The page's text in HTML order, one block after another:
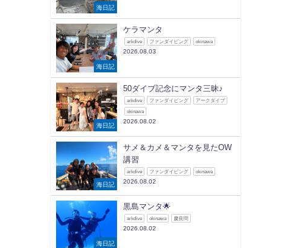
海日記
海日記
ケラマンタ
arkdive ファンダイビング okinawa
2026.08.03
海日記
50ダイブ記念にマンタ三昧♪
arkdive ファンダイビング アークダイブ
okinawa
2026.08.02
海日記
サメ＆カメ＆マンタを見たOW
講習
arkdive ファンダイビング okinawa
2026.08.02
海日記
黒島マンタ🌟
arkdive okinawa 慶良間
2026.08.02